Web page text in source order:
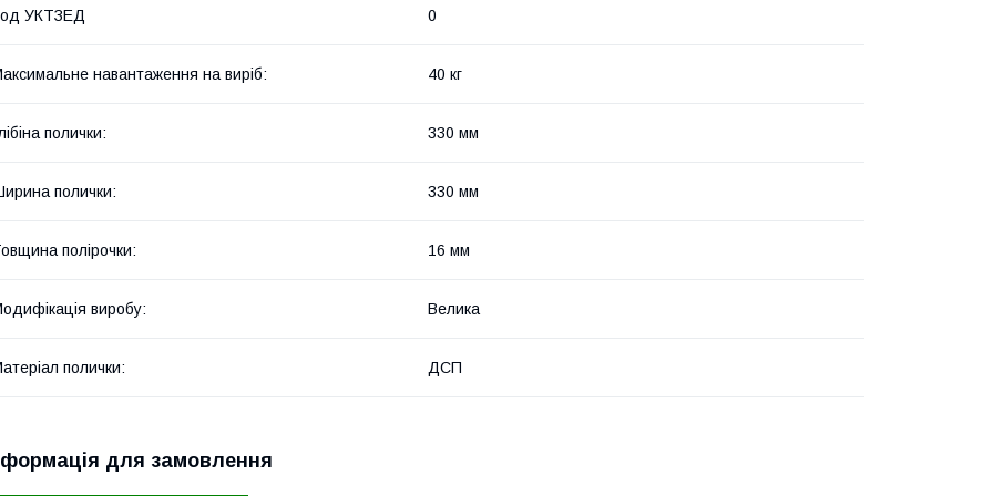
УКТЗЕД 0
навантаження на виріб: 40 кг
полички: 330 мм
полички: 330 мм
полірочки: 16 мм
виробу: Велика
полички: ДСП
для замовлення